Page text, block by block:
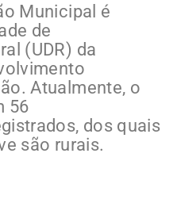
Municipal é
de
(UDR) da
Atualmente, o
56
dos quais
são rurais.